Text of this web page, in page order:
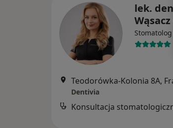
lek.
Wąsacz
Stomatolog
Teodorówka-Kolonia 8A,
Dentivia
Konsultacja